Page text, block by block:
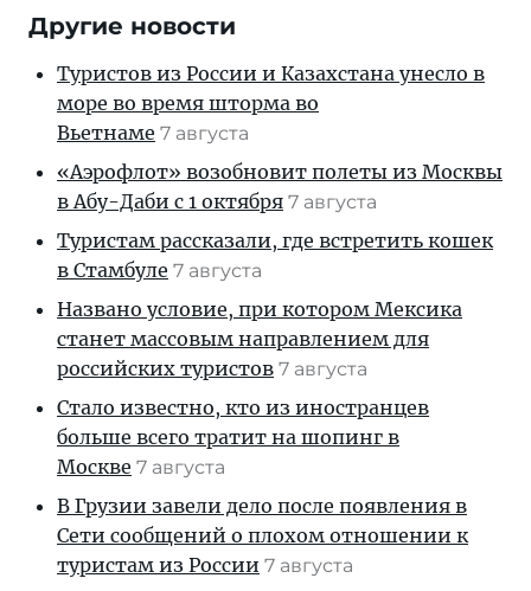
Другие новости
Туристов из России и Казахстана унесло в
море во время шторма во
Вьетнаме 7 августа
«Аэрофлот» возобновит полеты из Москвы
в Абу-Даби с 1 октября 7 августа
Туристам рассказали, где встретить кошек
в Стамбуле 7 августа
Названо условие, при котором Мексика
станет массовым направлением для
российских туристов 7 августа
Стало известно, кто из иностранцев
больше всего тратит на шопинг в
Москве 7 августа
В Грузии завели дело после появления в
Сети сообщений о плохом отношении к
туристам из России 7 августа